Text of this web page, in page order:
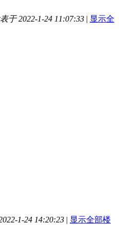
于 2022-1-24 11:07:33 | 显示全
1-24 14:20:23 | 显示全部楼